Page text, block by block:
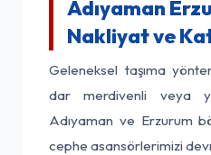
Adıyaman
Nakliyat ve
Geleneksel taşıma
dar merdivenli veya
Adıyaman ve Erzurum
cephe asansörlerimizi